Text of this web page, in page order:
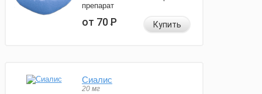
препарат
от 70Р Купить
Сиалис
20 мг